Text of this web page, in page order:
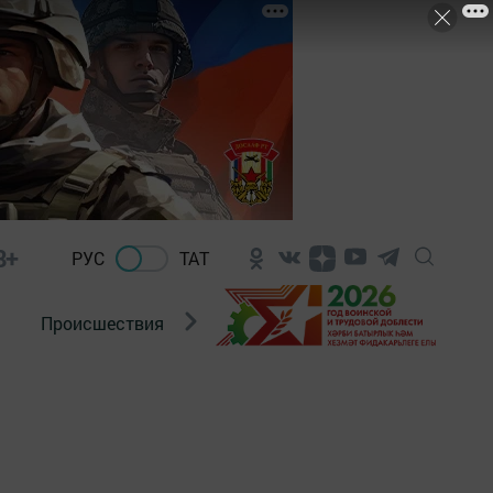
РУС ТАТ
Происшествия Новости Госавтоинспекции